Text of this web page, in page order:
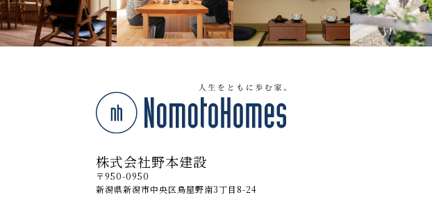
株式会社野本建設
〒950-0950
新潟県新潟市中央区鳥屋野南3丁目8-24